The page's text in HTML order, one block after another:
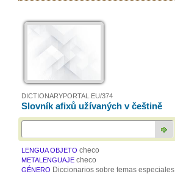
DICTIONARYPORTAL.EU/374
Slovník afixů užívaných v češtině
LENGUA OBJETO checo
METALENGUAJE checo
GÉNERO Diccionarios sobre temas especiales